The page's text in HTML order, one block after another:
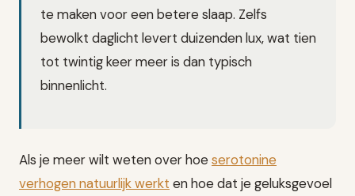
te maken voor een betere slaap. Zelfs
bewolkt daglicht levert duizenden lux, wat tien
tot twintig keer meer is dan typisch
binnenlicht.
Als je meer wilt weten over hoeserotonine
verhogen natuurlijk werkt en hoe dat je geluksgevoel